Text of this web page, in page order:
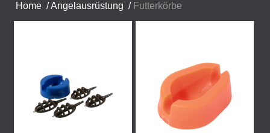
Home /Angelausrüstung / Futterkörbe